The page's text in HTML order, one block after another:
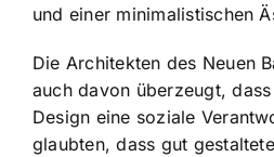
und einer minimalistischen
Die Architekten des Neuen
auch davon überzeugt,
Design eine soziale
glaubten, dass gut